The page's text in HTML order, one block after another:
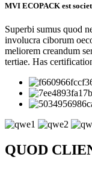
MVI ECOPACK est
Superbi sumus quod
involucra ciborum
meliorem creandum
tertiae. Has
QUOD